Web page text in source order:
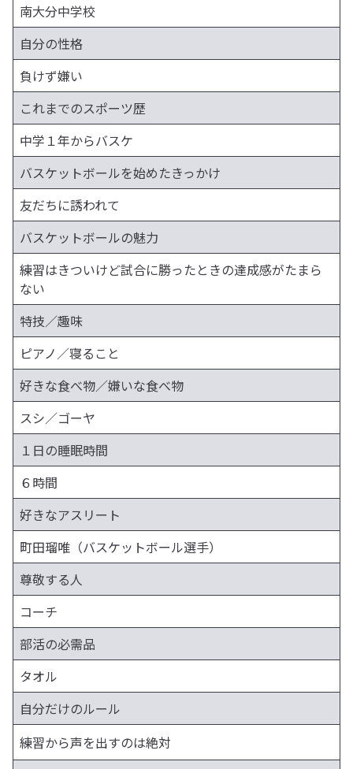
南大分中学校
自分の性格
負けず嫌い
これまでのスポーツ歴
中学１年からバスケ
バスケットボールを始めたきっかけ
友だちに誘われて
バスケットボールの魅力
練習はきついけど試合に勝ったときの達成感がたまら
ない
特技／趣味
ピアノ／寝ること
好きな食べ物／嫌いな食べ物
スシ／ゴーヤ
１日の睡眠時間
６時間
好きなアスリート
町田瑠唯（バスケットボール選手）
尊敬する人
コーチ
部活の必需品
タオル
自分だけのルール
練習から声を出すのは絶対